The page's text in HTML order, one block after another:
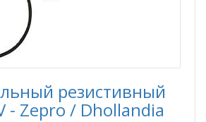
резистивный
- Zepro / Dhollandia